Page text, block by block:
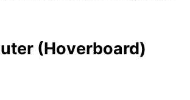
(Hoverboard)